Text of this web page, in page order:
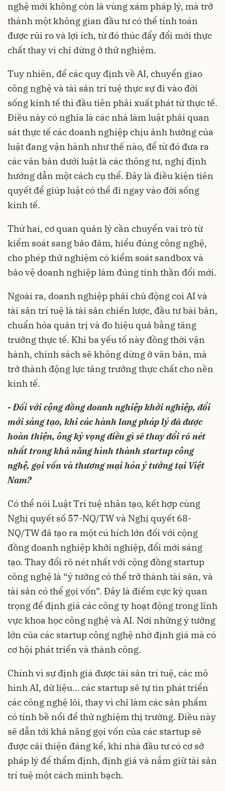
nghệ mới không còn là vùng xám pháp lý, mà trở
thành một không gian đầu tư có thể tính toán
được rủi ro và lợi ích, từ đó thúc đẩy đổi mới thực
chất thay vì chỉ dừng ở thử nghiệm.
Tuy nhiên, để các quy định về AI, chuyển giao
công nghệ và tài sản trí tuệ thực sự đi vào đời
sống kinh tế thì đầu tiên phải xuất phát từ thực tế.
Điều này có nghĩa là các nhà làm luật phải quan
sát thực tế các doanh nghiệp chịu ảnh hưởng của
luật đang vận hành như thế nào, để từ đó đưa ra
các văn bản dưới luật là các thông tư, nghị định
hướng dẫn một cách cụ thể. Đây là điều kiện tiên
quyết để giúp luật có thể đi ngay vào đời sống
kinh tế.
Thứ hai, cơ quan quản lý cần chuyển vai trò từ
kiểm soát sang bảo đảm, hiểu đúng công nghệ,
cho phép thử nghiệm có kiểm soát sandbox và
bảo vệ doanh nghiệp làm đúng tinh thần đổi mới.
Ngoài ra, doanh nghiệp phải chủ động coi AI và
tài sản trí tuệ là tài sản chiến lược, đầu tư bài bản,
chuẩn hóa quản trị và đo hiệu quả bằng tăng
trưởng thực tế. Khi ba yếu tố này đồng thời vận
hành, chính sách sẽ không dừng ở văn bản, mà
trở thành động lực tăng trưởng thực chất cho nền
kinh tế.
- Đối với cộng đồng doanh nghiệp khởi nghiệp, đổi
mới sáng tạo, khi các hành lang pháp lý đã được
hoàn thiện, ông kỳ vọng điều gì sẽ thay đổi rõ nét
nhất trong khả năng hình thành startup công
nghệ, gọi vốn và thương mại hóa ý tưởng tại Việt
Nam?
Có thể nói Luật Trí tuệ nhân tạo, kết hợp cùng
Nghị quyết số 57-NQ/TW và Nghị quyết 68-
NQ/TW đã tạo ra một cú hích lớn đối với cộng
đồng doanh nghiệp khởi nghiệp, đổi mới sáng
tạo. Thay đổi rõ nét nhất với cộng đồng startup
công nghệ là “ý tưởng có thể trở thành tài sản, và
tài sản có thể gọi vốn”. Đây là điểm cực kỳ quan
trọng để định giá các công ty hoạt động trong lĩnh
vực khoa học công nghệ và AI. Nơi những ý tưởng
lớn của các startup công nghệ nhờ định giá mà có
cơ hội phát triển và thành công.
Chính vì sự định giá được tài sản trí tuệ, các mô
hình AI, dữ liệu… các startup sẽ tự tin phát triển
các công nghệ lõi, thay vì chỉ làm các sản phẩm
có tính bề nổi để thử nghiệm thị trường. Điều này
sẽ dẫn tới khả năng gọi vốn của các startup sẽ
được cải thiện đáng kể, khi nhà đầu tư có cơ sở
pháp lý để thẩm định, định giá và nắm giữ tài sản
trí tuệ một cách minh bạch.